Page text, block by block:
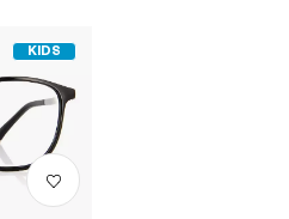
KIDS